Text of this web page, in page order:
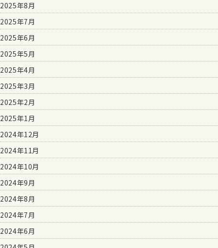
2025年8月
2025年7月
2025年6月
2025年5月
2025年4月
2025年3月
2025年2月
2025年1月
2024年12月
2024年11月
2024年10月
2024年9月
2024年8月
2024年7月
2024年6月